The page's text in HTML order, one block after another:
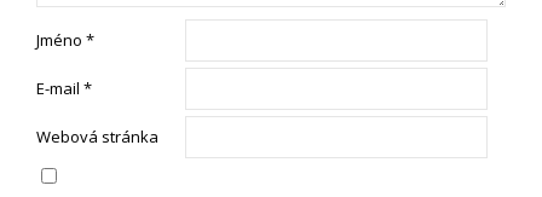
Jméno *
E-mail *
Webová stránka